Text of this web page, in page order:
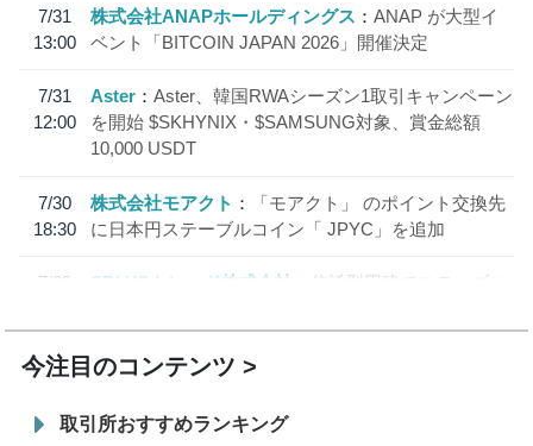
7/31
13:00
株式会社ANAPホールディングス
ANAP が大型イ
ベント「BITCOIN JAPAN 2026」開催決定
7/31
12:00
Aster
Aster、韓国RWAシーズン1取引キャンペーン
を開始 $SKHYNIX・$SAMSUNG対象、賞金総額
10,000 USDT
7/30
18:30
株式会社モアクト
「モアクト」 のポイント交換先
に日本円ステーブルコイン「 JPYC」を追加
7/29
SBI VCトレード株式会社
信託型円建てステーブル
今注目のコンテンツ
取引所おすすめランキング